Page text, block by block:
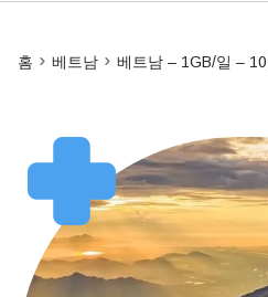
홈 베트남 베트남 – 1GB/일 – 10